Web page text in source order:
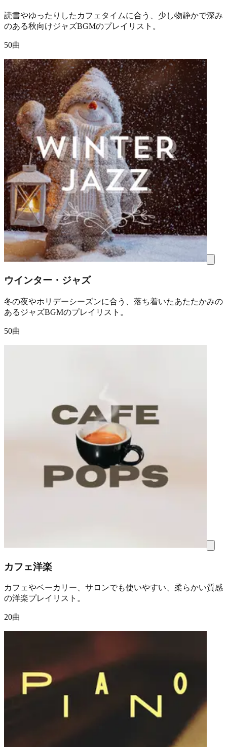
読書やゆったりしたカフェタイムに合う、少し物静かで深み
のある秋向けジャズBGMのプレイリスト。
50曲
ウインター・ジャズ
冬の夜やホリデーシーズンに合う、落ち着いたあたたかみの
あるジャズBGMのプレイリスト。
50曲
カフェ洋楽
カフェやベーカリー、サロンでも使いやすい、柔らかい質感
の洋楽プレイリスト。
20曲